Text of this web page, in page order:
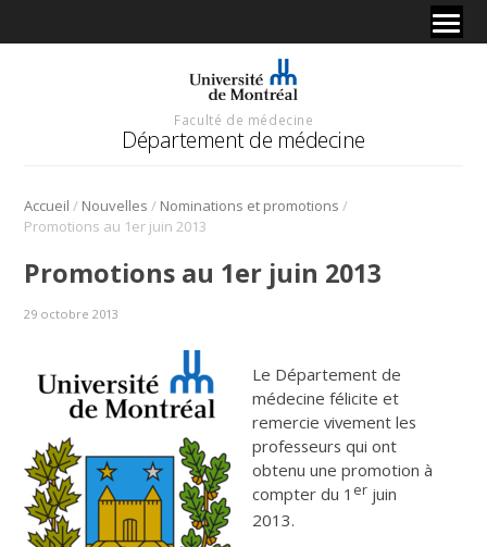
Faculté de médecine
Département de médecine
Accueil / Nouvelles / Nominations et promotions /
Promotions au 1er juin 2013
Promotions au 1er juin 2013
29 octobre 2013
Le Département de
médecine félicite et
remercie vivement les
professeurs qui ont
obtenu une promotion à
compter du 1 er juin
2013.